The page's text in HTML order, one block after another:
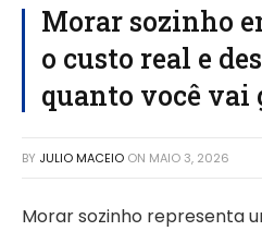
Morar sozinho
o custo real e
quanto você vai
BY JULIO MACEIO ON MAIO 3, 2026
Morar sozinho representa